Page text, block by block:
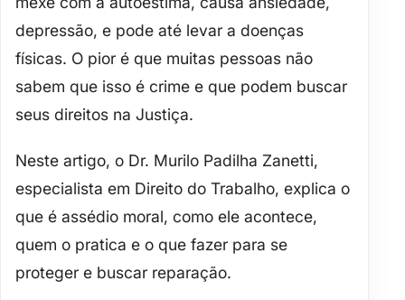
depressão, e pode até levar a doenças
físicas. O pior é que muitas pessoas não
sabem que isso é crime e que podem buscar
seus direitos na Justiça.
Neste artigo, o Dr. Murilo Padilha Zanetti,
especialista em Direito do Trabalho, explica o
que é assédio moral, como ele acontece,
quem o pratica e o que fazer para se
proteger e buscar reparação.